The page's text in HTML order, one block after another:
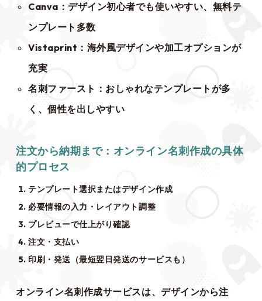
Canva：デザイン初心者でも使いやすい、無料テ
ンプレート多数
Vistaprint：海外風デザインや加工オプションが
充実
名刺ファースト：おしゃれなテンプレートが多
く、個性を出しやすい
注文から納期まで：オンライン名刺作成の具体
的プロセス
テンプレート選択またはデザイン作成
必要情報の入力・レイアウト調整
プレビューで仕上がり確認
注文・支払い
印刷・発送（最短翌日発送のサービスも）
オンライン名刺作成サービスは、デザインから注